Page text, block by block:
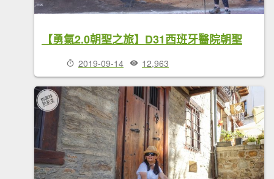
【勇氣2.0朝聖之旅】D31西班牙醫院朝聖
2019-09-14 12,963